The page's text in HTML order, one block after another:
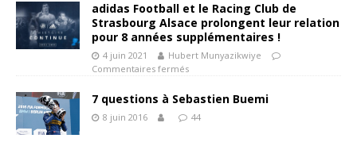
adidas Football et le Racing Club de
Strasbourg Alsace prolongent leur relation
pour 8 années supplémentaires !
4 juin 2021
Hubert Munyazikwiye
Commentaires fermés
7 questions à Sebastien Buemi
8 juin 2016 44